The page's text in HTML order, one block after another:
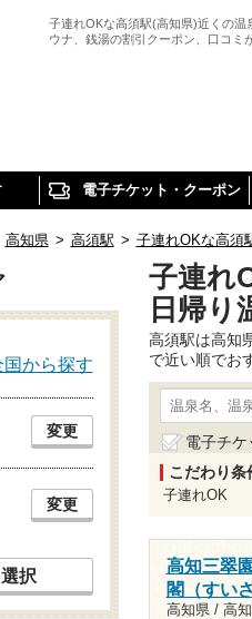
子連れOKな高須駅(高知県)近くの温
ウナ、銭湯の割引クーポン、口コミ
電子チケット・クーポン
高知県 > 高須駅 > 子連れOKな高須
子連れ
日帰り
高須駅は高知
で近い順でお
電子チケ
こだわり条
子連れOK
高知三翠
閣（すい
高知県 / 高
国から探す
変更
変更
択